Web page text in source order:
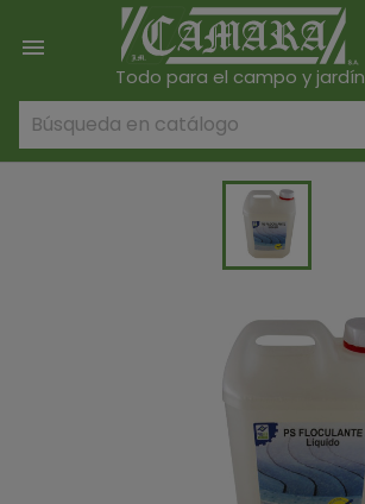

Todo para el campo y jardín